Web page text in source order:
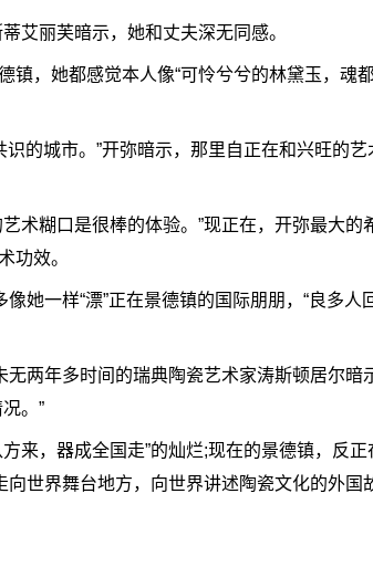
丽芙暗示，她和丈夫深无同感。
，她都感觉本人像“可怜兮兮的林黛玉，魂
的城市。”开弥暗示，那里自正在和兴旺的艺
糊口是很棒的体验。”现正在，开弥最大的
功效。
一样“漂”正在景德镇的国际朋朋，“良多人
两年多时间的瑞典陶瓷艺术家涛斯顿居尔暗
。”
，器成全国走”的灿烂;现在的景德镇，反正
世界舞台地方，向世界讲述陶瓷文化的外国